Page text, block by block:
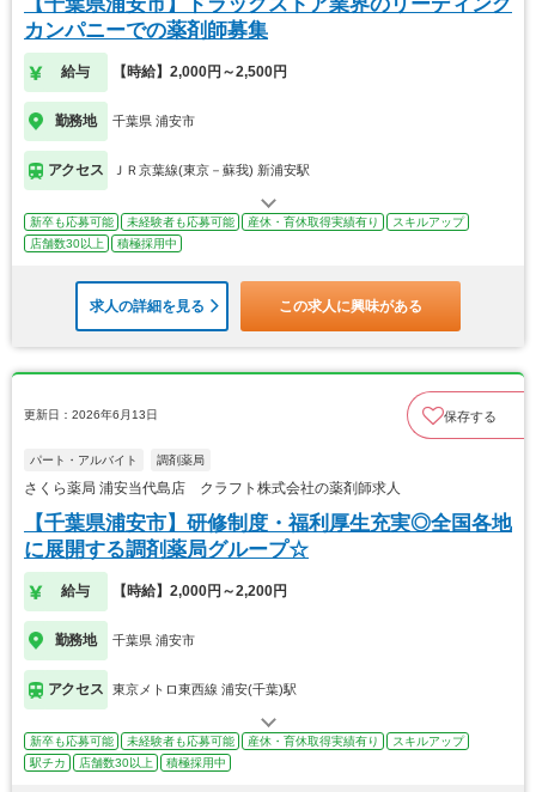
カンパニーでの薬剤師募集
給与 【時給】2,000円～2,500円
勤務地 千葉県 浦安市
アクセス ＪＲ京葉線(東京－蘇我) 新浦安駅
新卒も応募可能 未経験者も応募可能 産休・育休取得実績有り
スキルアップ
店舗数30以上
積極採用中
求人の詳細を見る この求人に興味がある
更新日：2026年6月13日 保存する
パート・アルバイト 調剤薬局
さくら薬局 浦安当代島店 クラフト株式会社の薬剤師求人
【千葉県浦安市】研修制度・福利厚生充実◎全国各地
に展開する調剤薬局グループ☆
給与 【時給】2,000円～2,200円
勤務地 千葉県 浦安市
アクセス 東京メトロ東西線 浦安(千葉)駅
新卒も応募可能 未経験者も応募可能 産休・育休取得実績有り
スキルアップ
駅チカ
店舗数30以上 積極採用中